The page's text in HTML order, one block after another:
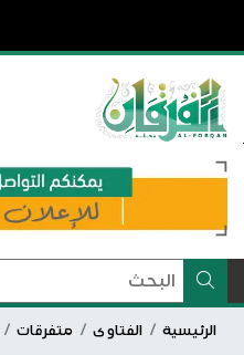
الرئيسية الفتاوى متفرقات